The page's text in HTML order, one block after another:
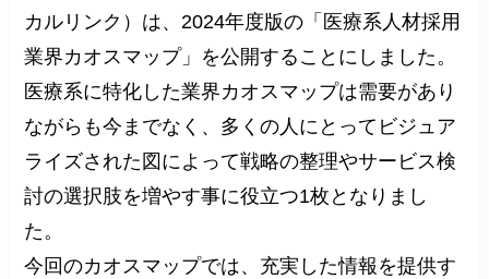
カルリンク）は、2024年度版の「医療系人材採用
業界カオスマップ」を公開することにしました。
医療系に特化した業界カオスマップは需要があり
ながらも今までなく、多くの人にとってビジュア
ライズされた図によって戦略の整理やサービス検
討の選択肢を増やす事に役立つ1枚となりまし
た。
今回のカオスマップでは、充実した情報を提供す